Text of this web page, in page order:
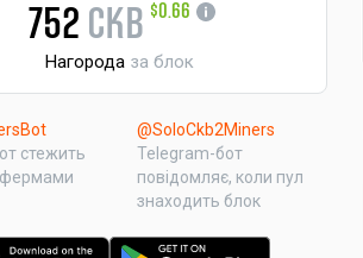
752 CKB $0.66
Нагорода за блок
стежить
@SoloCkb2Miners
Telegram-бот
повідомляє, коли пул
знаходить блок